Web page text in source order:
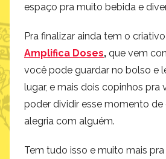
espaço pra muito bebida e
Pra finalizar ainda tem o criativo
Amplifica Doses, que vem
você pode guardar no bolso e
lugar, e mais dois copinhos pra
poder dividir esse momento
alegria com alguém.
Tem tudo isso e muito mais